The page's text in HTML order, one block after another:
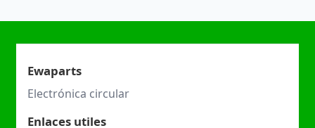
Ewaparts
Electrónica circular
Enlaces utiles